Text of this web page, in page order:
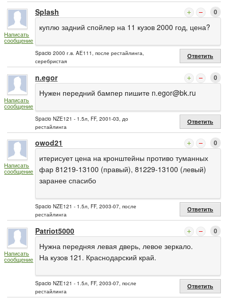
Написать
сообщение
Splash 0
куплю задний спойлер на 11 кузов 2000 год, цена?
Spacio 2000 г.в. AE111, после рестайлинга,
серебристая
Ответить
Написать
сообщение
n.egor 0
Нужен передний бампер пишите n.egor@bk.ru
Spacio NZE121 - 1.5л, FF, 2001-03, до
рестайлинга
Ответить
Написать
сообщение
owod21 0
итерисует цена на кронштейны противо туманных
фар 81219-13100 (правый), 81229-13100 (левый)
заранее спасибо
Spacio NZE121 - 1.5л, FF, 2003-07, после
рестайлинга
Ответить
Написать
сообщение
Patriot5000 0
Нужна передняя левая дверь, левое зеркало.
На кузов 121. Краснодарский край.
Spacio NZE121 - 1.5л, FF, 2003-07, после
рестайлинга
Ответить